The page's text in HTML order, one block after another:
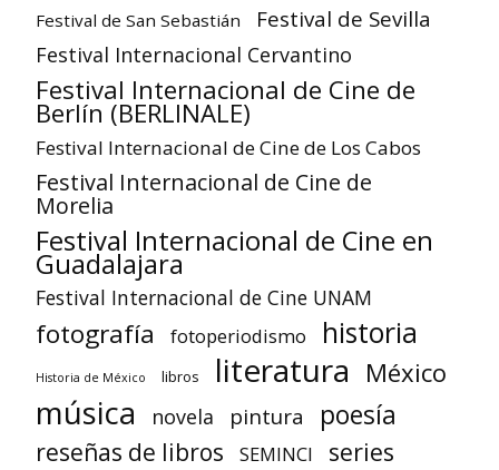
Festival de San Sebastián Festival de Sevilla
Festival Internacional Cervantino
Festival Internacional de Cine de
Berlín (BERLINALE)
Festival Internacional de Cine de Los Cabos
Festival Internacional de Cine de
Morelia
Festival Internacional de Cine en
Guadalajara
Festival Internacional de Cine UNAM
fotografía fotoperiodismo historia
Historia de México libros literatura México
música novela pintura poesía
reseñas de libros SEMINCI series